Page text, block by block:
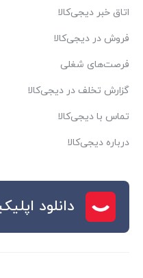
اتاق خبر دیجی‌کالا
فروش در دیجی‌کالا
فرصت‌های شغلی
گزارش تخلف در دیجی‌کالا
تماس با دیجی‌کالا
درباره دیجی‌کالا
دانلود